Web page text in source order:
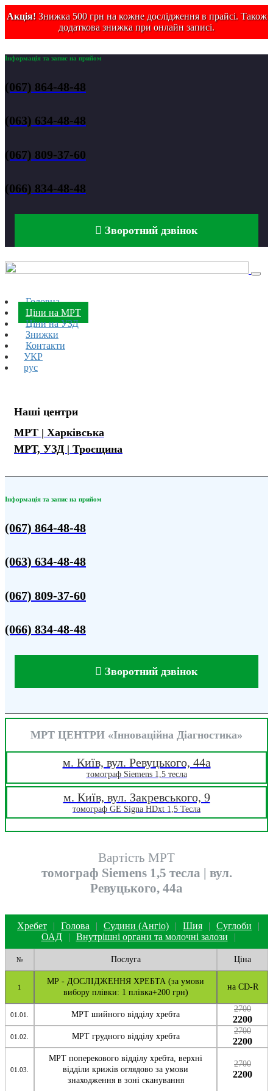
Акція!Знижка 500 грн на кожне дослідження в прайсі. Також
додаткова знижка при онлайн записі.
Інформація та запис на прийом
(067) 864-48-48
(063) 634-48-48
(067) 809-37-60
(066) 834-48-48
Зворотний дзвінок
Головна
Ціни на МРТ
Ціни на УЗД
Знижки
Контакти
УКР
рус
Наші центри
МРТ | Харківська
МРТ, УЗД | Троєщина
Інформація та запис на прийом
(067) 864-48-48
(063) 634-48-48
(067) 809-37-60
(066) 834-48-48
Зворотний дзвінок
МРТ ЦЕНТРИ «Інноваційна Діагностика»
м. Київ, вул. Ревуцького, 44a
томограф Siemens 1,5 тесла
м. Київ, вул. Закревського, 9
томограф GE Signa HDxt 1,5 Тесла
Вартість МРТ
томограф Siemens 1,5 тесла | вул.
Ревуцького, 44a
Хребет | Голова | Судини (Ангіо) | Шия | Суглоби
|
ОАД
| Внутрішні органи та молочні залози |
№ Послуга Ціна
1
МР - ДОСЛІДЖЕННЯ ХРЕБТА (за умови
вибору плівки: 1 плівка+200 грн)
на CD-R
01.01. МРТ шийного відділу хребта
2700
2200
01.02. МРТ грудного відділу хребта
2700
2200
01.03.
МРТ поперекового відділу хребта, верхні
відділи крижів оглядово за умови
знаходження в зоні сканування
2700
2200